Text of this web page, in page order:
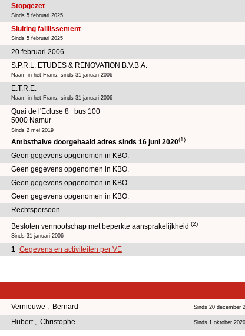
Stopgezet
Sinds 5 februari 2025
Sluiting faillissement
Sinds 5 februari 2025
20 februari 2006
S.P.R.L. ETUDES & RENOVATION B.V.B.A.
Naam in het Frans, sinds 31 januari 2006
E.T.R.E.
Naam in het Frans, sinds 31 januari 2006
Quai de l'Ecluse 8 bus 100
5000 Namur
Sinds 2 mei 2019
Ambsthalve doorgehaald adres sinds 16 juni 2020(1)
Geen gegevens opgenomen in KBO.
Geen gegevens opgenomen in KBO.
Geen gegevens opgenomen in KBO.
Geen gegevens opgenomen in KBO.
Rechtspersoon
Besloten vennootschap met beperkte aansprakelijkheid (2)
Sinds 31 januari 2006
1 Gegevens en activiteiten per VE
Vernieuwe , Bernard Sinds 20 december
Hubert , Christophe Sinds 1 oktober 2020